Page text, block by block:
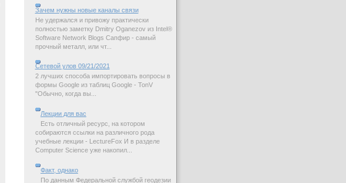
Зачем нужны новые каналы связи
Не удержался и привожу практически
полностью заметку Dmitry Oganezov из Intel®
Software Network Blogs Сапфир - самый
прочный металл, или чт...
Сетевой улов 09/21/2021
2 лучших способа импортировать вопросы в
формы Google из таблиц Google - TonV
"Обычно, когда вы...
Лекции для вас
Есть отличный ресурс, на котором
собираются ссылки на различного рода
учебные лекции - LectureFox И в разделе
Computer Science уже накопил...
Факт, однако
По данным Федеральной службой геодезии